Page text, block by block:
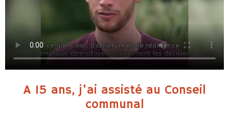
A 15 ans, j'ai assisté au Conseil
communal